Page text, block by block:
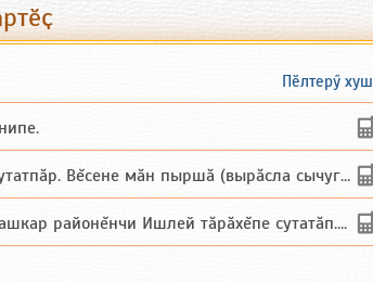
Пӗлтерӳ хуш
Вĕсене мăн пыршă (вырăсла сычуг) ...
районĕнчи Ишлей тăрăхĕпе сутатăп. Ха...